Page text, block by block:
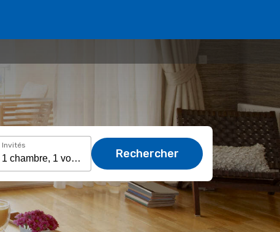
Invités
Rechercher